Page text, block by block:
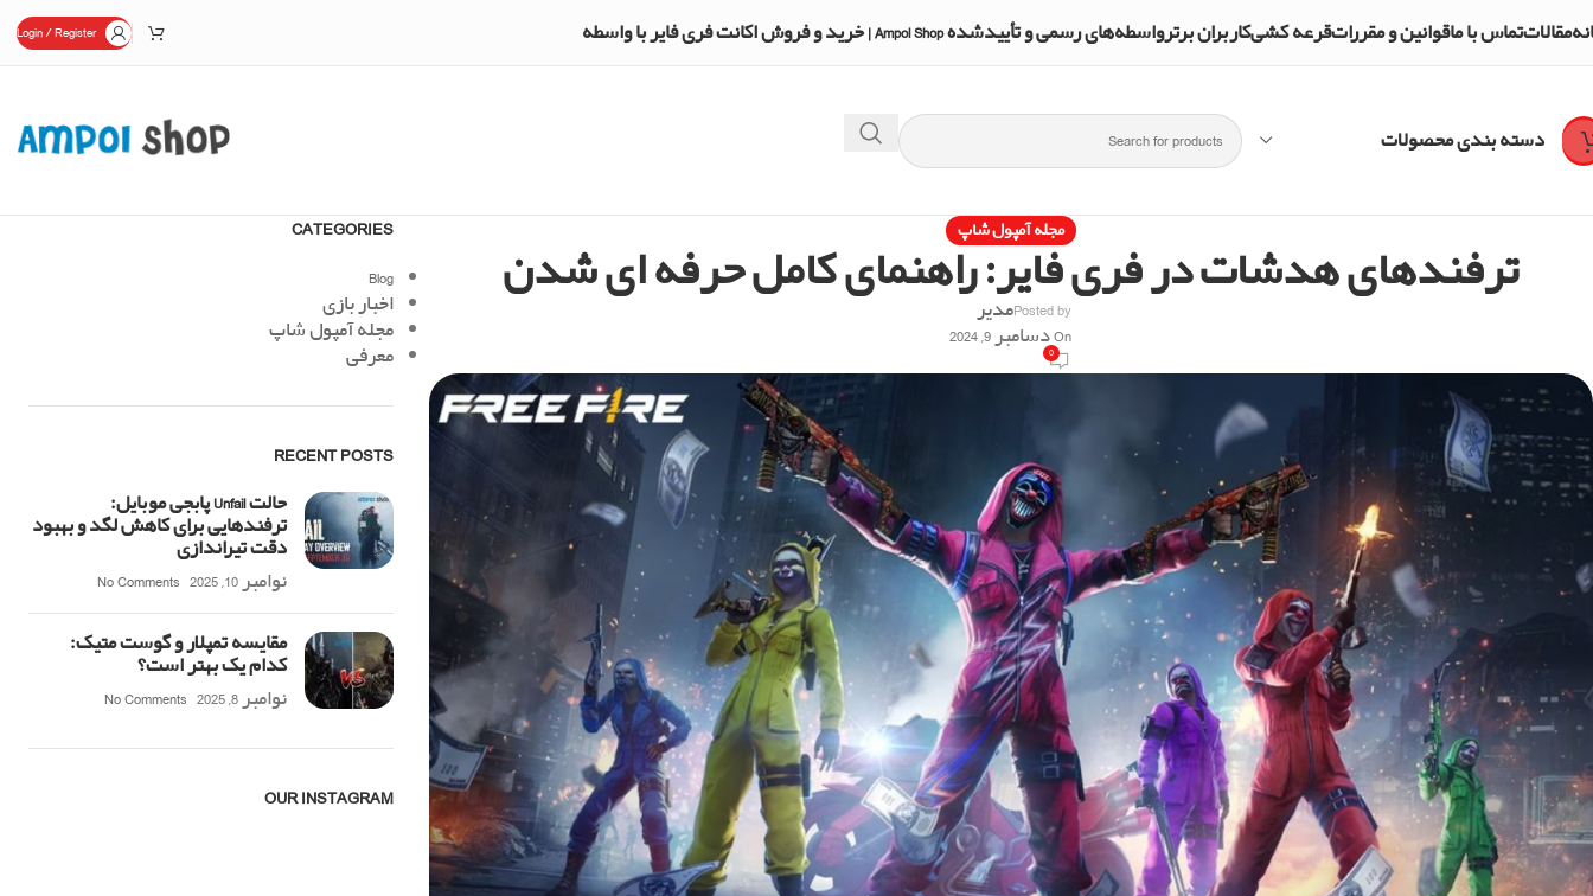
مقالاتتماس با ماقوانین و مقرراتقرعه کشیکاربران برترواسطه‌های رسمی و تأییدشده Ampol Shop | خرید و فروش اکانت فری فایر با واسطه Login / Register
دسته بندی محصولات
مجله آمپول شاپ
ترفندهای هدشات در فری فایر: راهنمای کامل حرفه ای شدن
Posted byمدیر
On دسامبر 9, 2024
0
CATEGORIES
Blog
اخبار بازی
مجله آمپول شاپ
معرفی
RECENT POSTS
حالت Unfail پابجی موبایل:
ترفندهایی برای کاهش لگد و بهبود
دقت تیراندازی
نوامبر 10, 2025
No Comments
مقایسه تمپلار و گوست متیک:
کدام یک بهتر است؟
نوامبر 8, 2025
No Comments
OUR INSTAGRAM